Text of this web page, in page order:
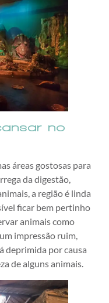
no
áreas gostosas para
da digestão,
a região é linda
ficar bem pertinho
animais como
impressão ruim,
deprimida por causa
de alguns animais.